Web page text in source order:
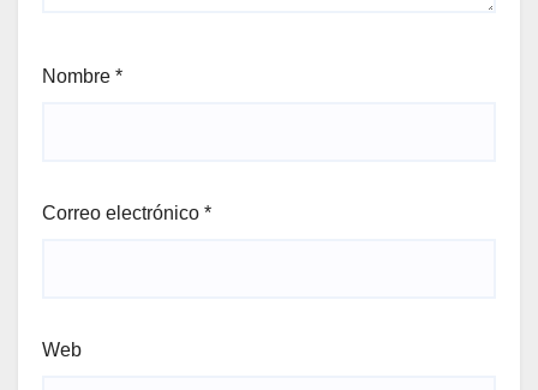
Nombre *
Correo electrónico *
Web